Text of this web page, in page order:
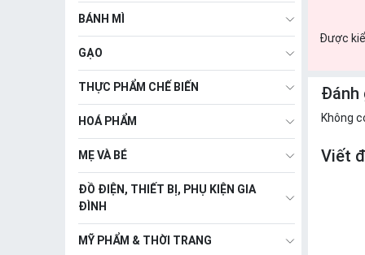
BÁNH MÌ
GẠO
THỰC PHẨM CHẾ BIẾN
HOÁ PHẨM
MẸ VÀ BÉ
ĐỒ ĐIỆN, THIẾT BỊ, PHỤ KIỆN GIA
ĐÌNH
MỸ PHẨM & THỜI TRANG
Được
Đánh
Không
Viết